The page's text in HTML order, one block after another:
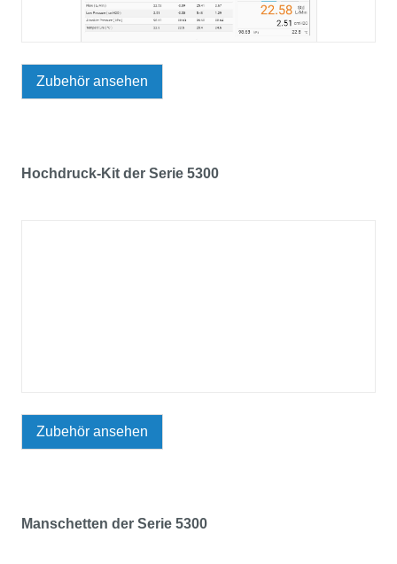
Zubehör ansehen
Hochdruck-Kit der Serie 5300
Zubehör ansehen
Manschetten der Serie 5300